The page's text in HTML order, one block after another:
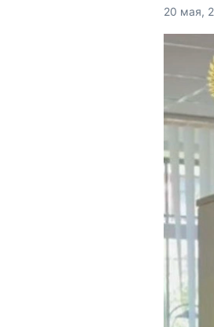
20 мая,